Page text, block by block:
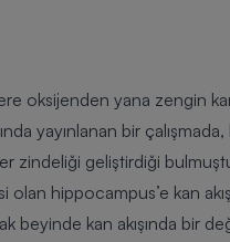
oksijenden yana zengin
yayınlanan bir
zindeliği geliştirdiği
hippocampus’e kan
beyinde kan akışında bir